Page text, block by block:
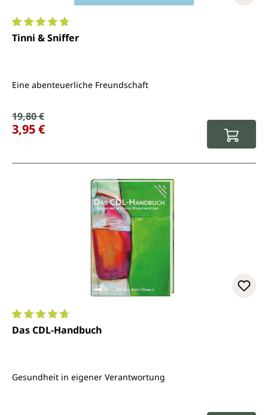
Durchschnittliche Bewertung von 4.8 von 5 Sternen
Tinni & Sniffer
Eine abenteuerliche Freundschaft
Verkaufspreis:
Regulärer Preis:
19,80 €
3,95 €
Durchschnittliche Bewertung von 4.7 von 5 Sternen
Das CDL-Handbuch
Gesundheit in eigener Verantwortung